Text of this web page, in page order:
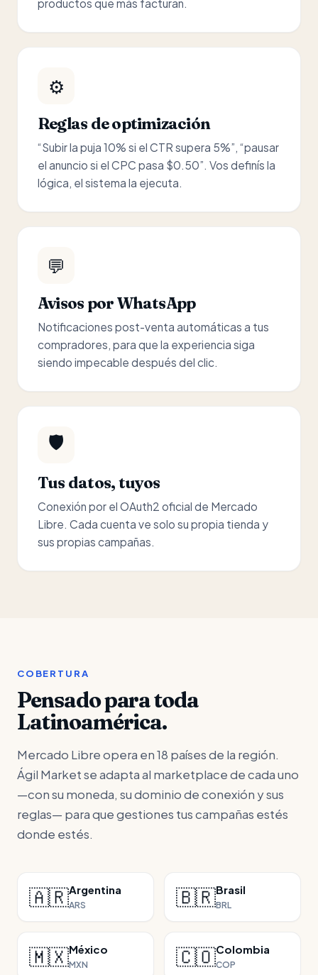
productos que más facturan.
⚙️
Reglas de optimización
“Subir la puja 10% si el CTR supera 5%”, “pausar
el anuncio si el CPC pasa $0.50”. Vos definís la
lógica, el sistema la ejecuta.
💬
Avisos por WhatsApp
Notificaciones post-venta automáticas a tus
compradores, para que la experiencia siga
siendo impecable después del clic.
🛡️
Tus datos, tuyos
Conexión por el OAuth2 oficial de Mercado
Libre. Cada cuenta ve solo su propia tienda y
sus propias campañas.
COBERTURA
Pensado para toda
Latinoamérica.
Mercado Libre opera en 18 países de la región.
Ágil Market se adapta al marketplace de cada uno
—con su moneda, su dominio de conexión y sus
reglas— para que gestiones tus campañas estés
donde estés.
🇦🇷Argentina
ARS 🇧🇷Brasil
BRL
🇲🇽México
MXN 🇨🇴Colombia
COP